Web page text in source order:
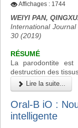
Affichages : 1744
WEIYI PAN,
International
30 (2019)
RÉSUMÉ
La parodontite est
destruction des
Lire la suite...
Oral-B iO :
intelligente